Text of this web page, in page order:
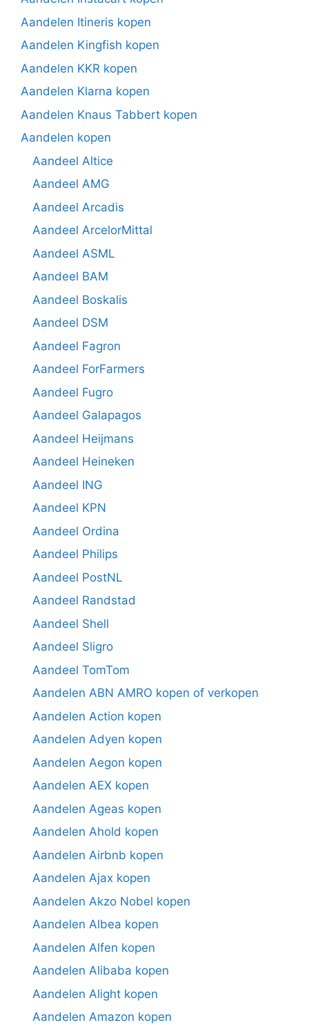
Aandelen Itineris kopen
Aandelen Kingfish kopen
Aandelen KKR kopen
Aandelen Klarna kopen
Aandelen Knaus Tabbert kopen
Aandelen kopen
Aandeel Altice
Aandeel AMG
Aandeel Arcadis
Aandeel ArcelorMittal
Aandeel ASML
Aandeel BAM
Aandeel Boskalis
Aandeel DSM
Aandeel Fagron
Aandeel ForFarmers
Aandeel Fugro
Aandeel Galapagos
Aandeel Heijmans
Aandeel Heineken
Aandeel ING
Aandeel KPN
Aandeel Ordina
Aandeel Philips
Aandeel PostNL
Aandeel Randstad
Aandeel Shell
Aandeel Sligro
Aandeel TomTom
Aandelen ABN AMRO kopen of verkopen
Aandelen Action kopen
Aandelen Adyen kopen
Aandelen Aegon kopen
Aandelen AEX kopen
Aandelen Ageas kopen
Aandelen Ahold kopen
Aandelen Airbnb kopen
Aandelen Ajax kopen
Aandelen Akzo Nobel kopen
Aandelen Albea kopen
Aandelen Alfen kopen
Aandelen Alibaba kopen
Aandelen Alight kopen
Aandelen Amazon kopen